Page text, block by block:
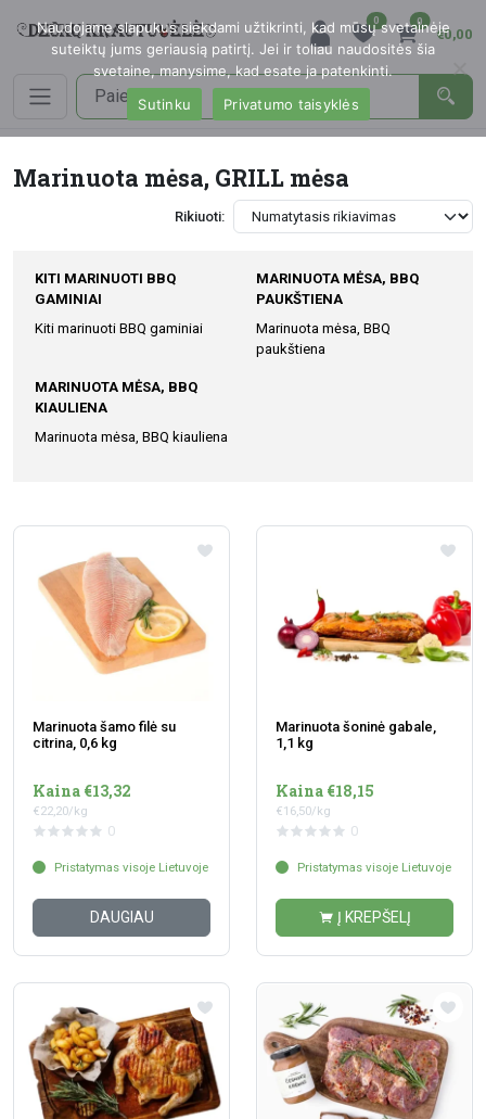
0 0
€0,00
Marinuota mėsa, GRILL mėsa
Rikiuoti:
KITI MARINUOTI BBQ
GAMINIAI
Kiti marinuoti BBQ gaminiai
MARINUOTA MĖSA, BBQ
PAUKŠTIENA
Marinuota mėsa, BBQ
paukštiena
MARINUOTA MĖSA, BBQ
KIAULIENA
Marinuota mėsa, BBQ kiauliena
Marinuota šamo filė su
citrina, 0,6 kg
Kaina €13,32
€22,20/kg
0
Pristatymas visoje Lietuvoje
DAUGIAU
Marinuota šoninė gabale,
1,1 kg
Kaina €18,15
€16,50/kg
0
Pristatymas visoje Lietuvoje
Į KREPŠELĮ
Naudojame slapukus siekdami užtikrinti, kad mūsų svetainėje
suteiktų jums geriausią patirtį. Jei ir toliau naudositės šia
svetaine, manysime, kad esate ja patenkinti.
Sutinku
Privatumo taisyklės